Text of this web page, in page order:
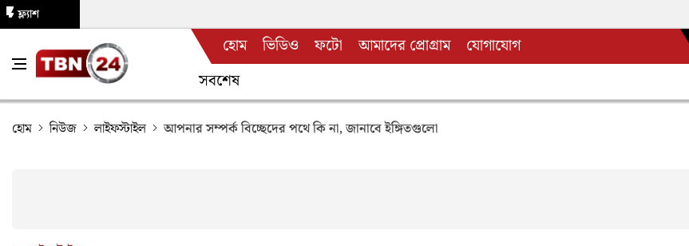
ফ্ল্যাশ
হোম ভিডিও ফটো আমাদের প্রোগ্রাম যোগাযোগ
সবশেষ
হোম নিউজ লাইফস্টাইল আপনার সম্পর্ক বিচ্ছেদের পথে কি না, জানাবে ইঙ্গিতগুলো